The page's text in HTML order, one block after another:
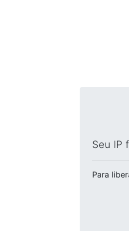
Seu IP
Para